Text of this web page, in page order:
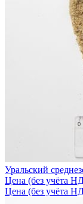
Уральский
Цена (без учёта
Цена (без учёта